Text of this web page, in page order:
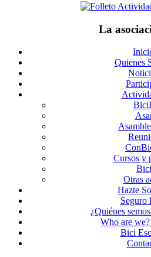
La
Quienes
Cursos y
Otras
Hazte
Seguro
¿Quiénes
Who are
Bici